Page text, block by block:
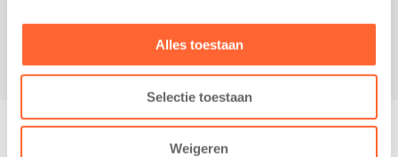
Alles toestaan
Selectie toestaan
Weigeren
© Copyright - Kidsfirst